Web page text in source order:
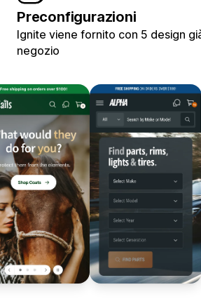
Preconfigurazioni
Ignite viene fornito con 5 design
negozio